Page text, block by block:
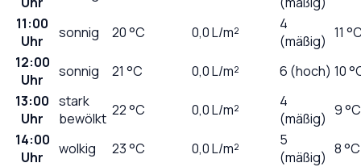
11:00
Uhr
sonnig 20°C 0,0L/m²
4
(mäßig) 11
12:00
Uhr
sonnig 21 °C 0,0L/m² 6 (hoch) 10
13:00
Uhr
stark
bewölkt 22°C 0,0L/m²
4
(mäßig) 9 °C
14:00
Uhr
wolkig 23°C 0,0L/m²
5
(mäßig) 8 °C